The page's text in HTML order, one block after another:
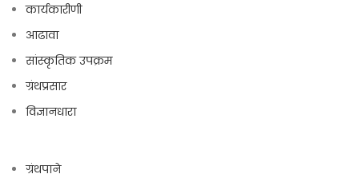
कार्यकारीणी
आढावा
सांस्कृतिक उपक्रम
ग्रंथप्रसार
विज्ञानधारा
ग्रंथपाने